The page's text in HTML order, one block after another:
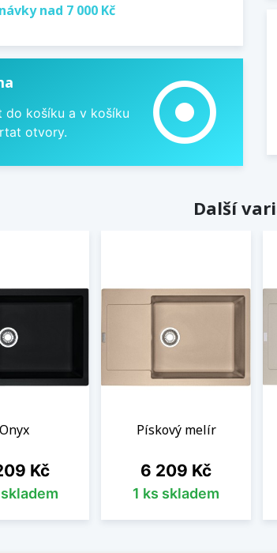
nad 7 000 Kč
košíku a v košíku
otvory.
adjust
Další
Onyx
Kč
Pískový melír
Cena
6 209 Kč
1 ks skladem